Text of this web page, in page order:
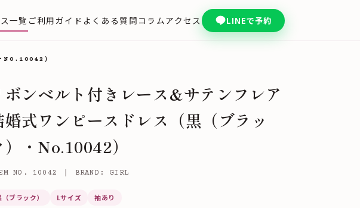
一覧 ご利用ガイド よくある質問 コラム アクセス LINEで予約
NO.10042）
ボンベルト付きレース&サテンフレア
婚式ワンピースドレス（黒（ブラッ
）・No.10042）
NO. 10042 ｜ BRAND: GIRL
（ブラック） Lサイズ 袖あり